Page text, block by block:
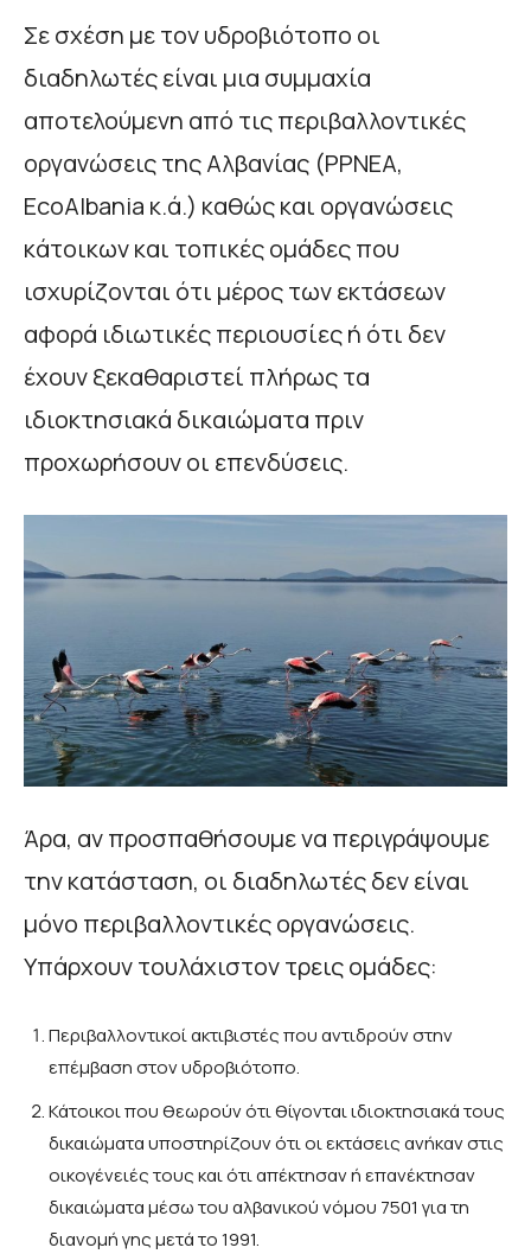
Σε σχέση με τον υδροβιότοπο οι
διαδηλωτές είναι μια συμμαχία
αποτελούμενη από τις περιβαλλοντικές
οργανώσεις της Αλβανίας (PPNEA,
EcoAlbania κ.ά.) καθώς και οργανώσεις
κάτοικων και τοπικές ομάδες που
ισχυρίζονται ότι μέρος των εκτάσεων
αφορά ιδιωτικές περιουσίες ή ότι δεν
έχουν ξεκαθαριστεί πλήρως τα
ιδιοκτησιακά δικαιώματα πριν
προχωρήσουν οι επενδύσεις.
Άρα, αν προσπαθήσουμε να περιγράψουμε
την κατάσταση, οι διαδηλωτές δεν είναι
μόνο περιβαλλοντικές οργανώσεις.
Υπάρχουν τουλάχιστον τρεις ομάδες:
Περιβαλλοντικοί ακτιβιστές που αντιδρούν στην
επέμβαση στον υδροβιότοπο.
Κάτοικοι που θεωρούν ότι θίγονται ιδιοκτησιακά τους
δικαιώματα υποστηρίζουν ότι οι εκτάσεις ανήκαν στις
οικογένειές τους και ότι απέκτησαν ή επανέκτησαν
δικαιώματα μέσω του αλβανικού νόμου 7501 για τη
διανομή γης μετά το 1991.